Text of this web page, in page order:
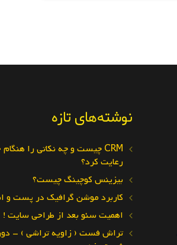
نوشته‌های تازه
رعایت کرد؟
بیزینس کوچینگ چیست؟
کاربرد موشن گرافیک در پست و
اهمیت سئو بعد از طراحی سایت !
تراش فست ( زاویه تراشی ) –